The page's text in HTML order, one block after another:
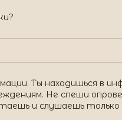
Ты находишься в
Не спеши
и слушаешь